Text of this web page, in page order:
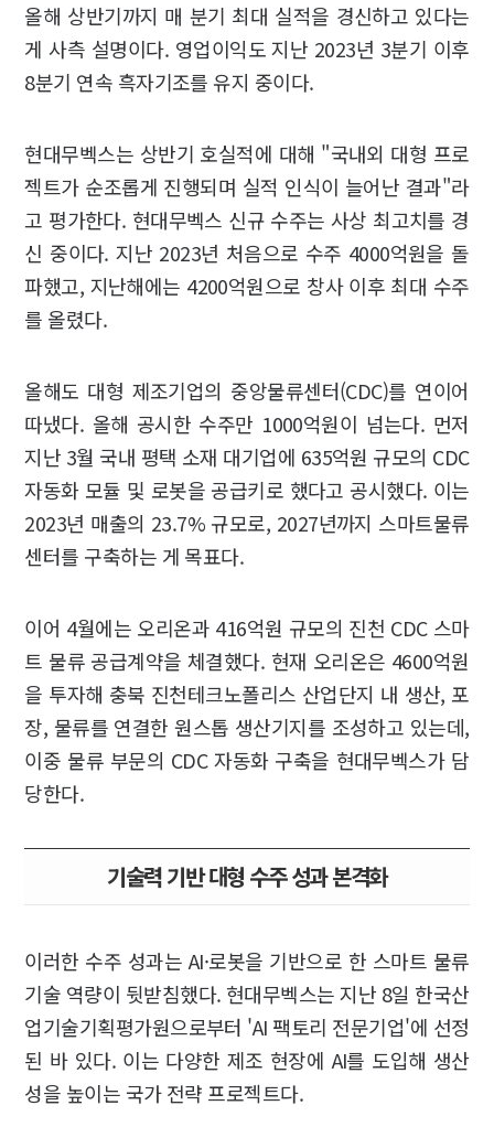
올해 상반기까지 매 분기 최대 실적을 경신하고 있다는
게 사측 설명이다. 영업이익도 지난 2023년 3분기 이후
8분기 연속 흑자기조를 유지 중이다.
현대무벡스는 상반기 호실적에 대해 "국내외 대형 프로
젝트가 순조롭게 진행되며 실적 인식이 늘어난 결과"라
고 평가한다. 현대무벡스 신규 수주는 사상 최고치를 경
신 중이다. 지난 2023년 처음으로 수주 4000억원을 돌
파했고, 지난해에는 4200억원으로 창사 이후 최대 수주
를 올렸다.
올해도 대형 제조기업의 중앙물류센터(CDC)를 연이어
따냈다. 올해 공시한 수주만 1000억원이 넘는다. 먼저
지난 3월 국내 평택 소재 대기업에 635억원 규모의 CDC
자동화 모듈 및 로봇을 공급키로 했다고 공시했다. 이는
2023년 매출의 23.7% 규모로, 2027년까지 스마트물류
센터를 구축하는 게 목표다.
이어 4월에는 오리온과 416억원 규모의 진천 CDC 스마
트 물류 공급계약을 체결했다. 현재 오리온은 4600억원
을 투자해 충북 진천테크노폴리스 산업단지 내 생산, 포
장, 물류를 연결한 원스톱 생산기지를 조성하고 있는데,
이중 물류 부문의 CDC 자동화 구축을 현대무벡스가 담
당한다.
기술력 기반 대형 수주 성과 본격화
이러한 수주 성과는 AI·로봇을 기반으로 한 스마트 물류
기술 역량이 뒷받침했다. 현대무벡스는 지난 8일 한국산
업기술기획평가원으로부터 'AI 팩토리 전문기업'에 선정
된 바 있다. 이는 다양한 제조 현장에 AI를 도입해 생산
성을 높이는 국가 전략 프로젝트다.